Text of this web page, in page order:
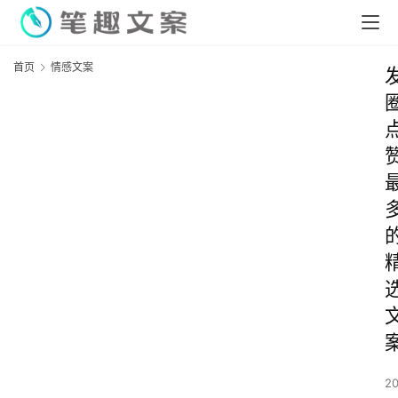
首页 情感文案